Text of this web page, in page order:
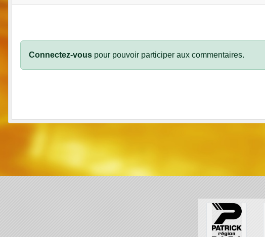
Connectez-vous pour pouvoir participer aux commentaires.